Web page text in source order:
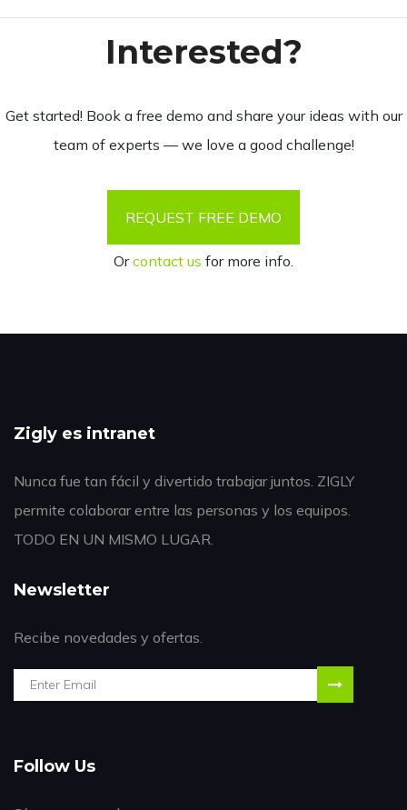
Interested?
Get started! Book a free demo and share your ideas with our
team of experts — we love a good challenge!
REQUEST FREE DEMO
Orcontact us for more info.
Zigly es intranet
Nunca fue tan fácil y divertido trabajar juntos. ZIGLY
permite colaborar entre las personas y los equipos.
TODO EN UN MISMO LUGAR.
Newsletter
Recibe novedades y ofertas.
Follow Us